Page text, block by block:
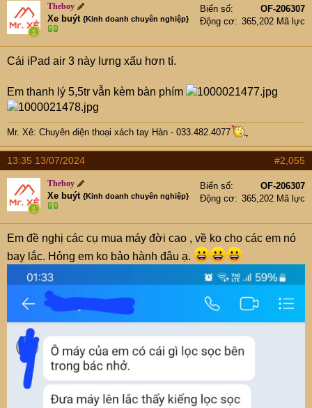
Theboy
Xe buýt {Kinh doanh chuyên nghiệp}
Biển số
OF-206307
Động cơ
365,202 Mã lực
Cái iPad air 3 này lưng xấu hơn tí.
Em thanh lý 5,5tr vẫn kèm bàn phím
Mr. Xê: Chuyên điện thoại xách tay Hàn - 033.482.4077
13:35 13/07/2024 #2,055
Theboy
Xe buýt {Kinh doanh chuyên nghiệp}
Biển số
OF-206307
Động cơ
365,202 Mã lực
Em đề nghị các cụ mua máy đời cao , về ko cho các em nó
bay lắc. Hỏng em ko bảo hành đâu ạ.